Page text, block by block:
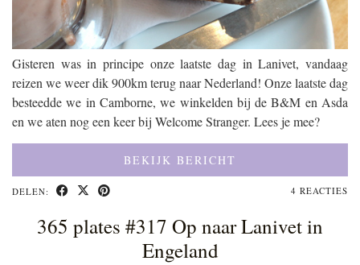
Gisteren was in principe onze laatste dag in Lanivet, vandaag
reizen we weer dik 900km terug naar Nederland! Onze laatste dag
besteedde we in Camborne, we winkelden bij de B&M en Asda
en we aten nog een keer bij Welcome Stranger. Lees je mee?
BEKIJK BERICHT
DELEN: 4 REACTIES
365 plates #317 Op naar Lanivet in
Engeland